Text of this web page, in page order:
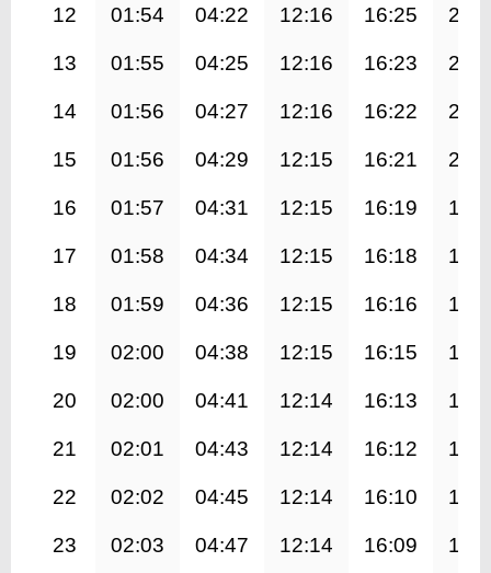
12 01:54 04:22 12:16 16:25
13 01:55 04:25 12:16 16:23
14 01:56 04:27 12:16 16:22
15 01:56 04:29 12:15 16:21
16 01:57 04:31 12:15 16:19
17 01:58 04:34 12:15 16:18
18 01:59 04:36 12:15 16:16
19 02:00 04:38 12:15 16:15
20 02:00 04:41 12:14 16:13
21 02:01 04:43 12:14 16:12
22 02:02 04:45 12:14 16:10
23 02:03 04:47 12:14 16:09